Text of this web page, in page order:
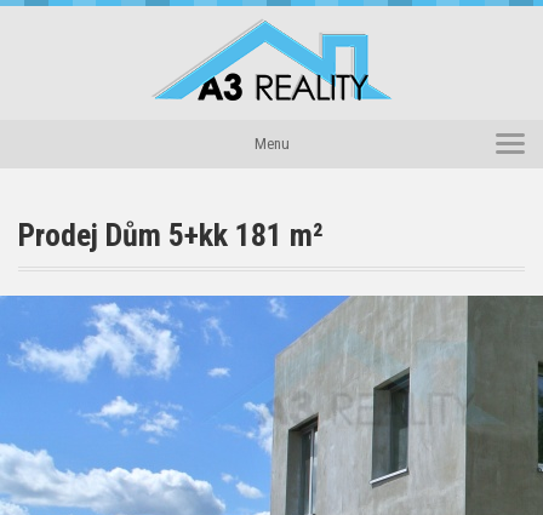
O nás
Menu
Prodej Dům 5+kk 181 m²